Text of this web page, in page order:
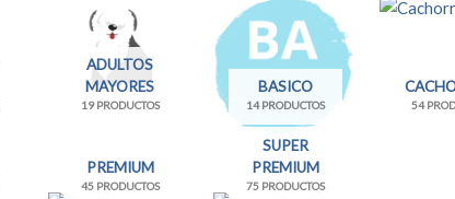
ADULTOS
MAYORES
19 PRODUCTOS
BASICO
14 PRODUCTOS 54
PREMIUM
45 PRODUCTOS
SUPER
PREMIUM
75 PRODUCTOS